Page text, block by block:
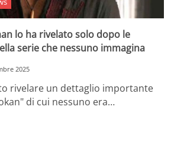
lo ha rivelato solo dopo le
serie che nessuno immagina
2025
rivelare un dettaglio importante
di cui nessuno era…